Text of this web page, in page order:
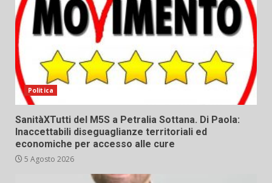
Politica
SanitàXTutti del M5S a Petralia Sottana. Di Paola:
Inaccettabili diseguaglianze territoriali ed
economiche per accesso alle cure
5 Agosto 2026